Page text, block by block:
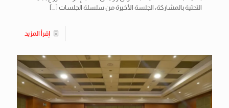
التحتية بالمشاركة، الجلسة الأخيرة من سلسلة الجلسات […]
إقرأ المزيد